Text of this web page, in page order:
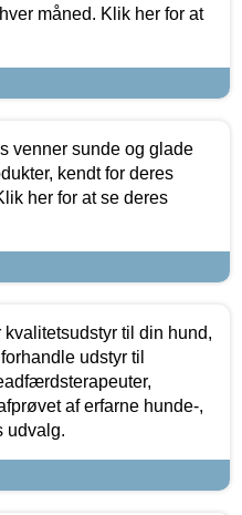
måned. Klik her for at
venner sunde og glade
kendt for deres
her for at se deres
til din hund,
udstyr til
af erfarne hunde-,
udvalg.